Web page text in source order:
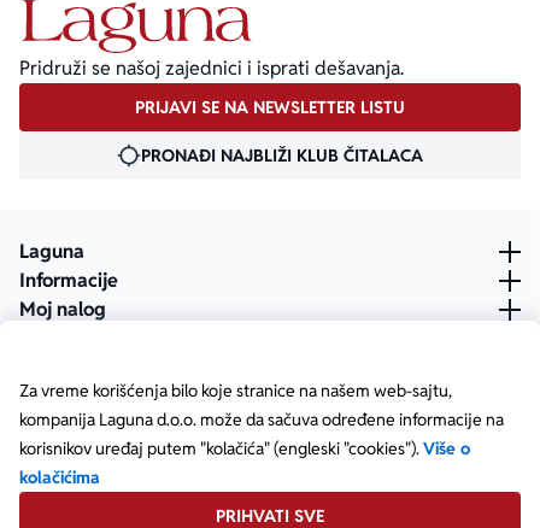
Za vreme korišćenja bilo koje stranice na našem web-sajtu,
kompanija Laguna d.o.o. može da sačuva određene informacije na
korisnikov uređaj putem "kolačića" (engleski "cookies").Više o
kolačićima
PRIHVATI SVE
Pridruži se našoj zajednici i isprati dešavanja.
PRIJAVI SE NA NEWSLETTER LISTU
PRONAĐI NAJBLIŽI KLUB ČITALACA
Laguna
Informacije
Moj nalog